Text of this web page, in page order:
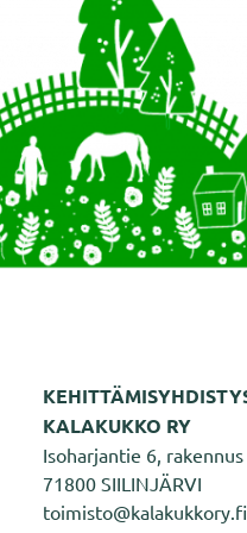
KALAKUKKO RY
Isoharjantie 6, rakennus
71800 SIILINJÄRVI
toimisto@kalakukkory.fi